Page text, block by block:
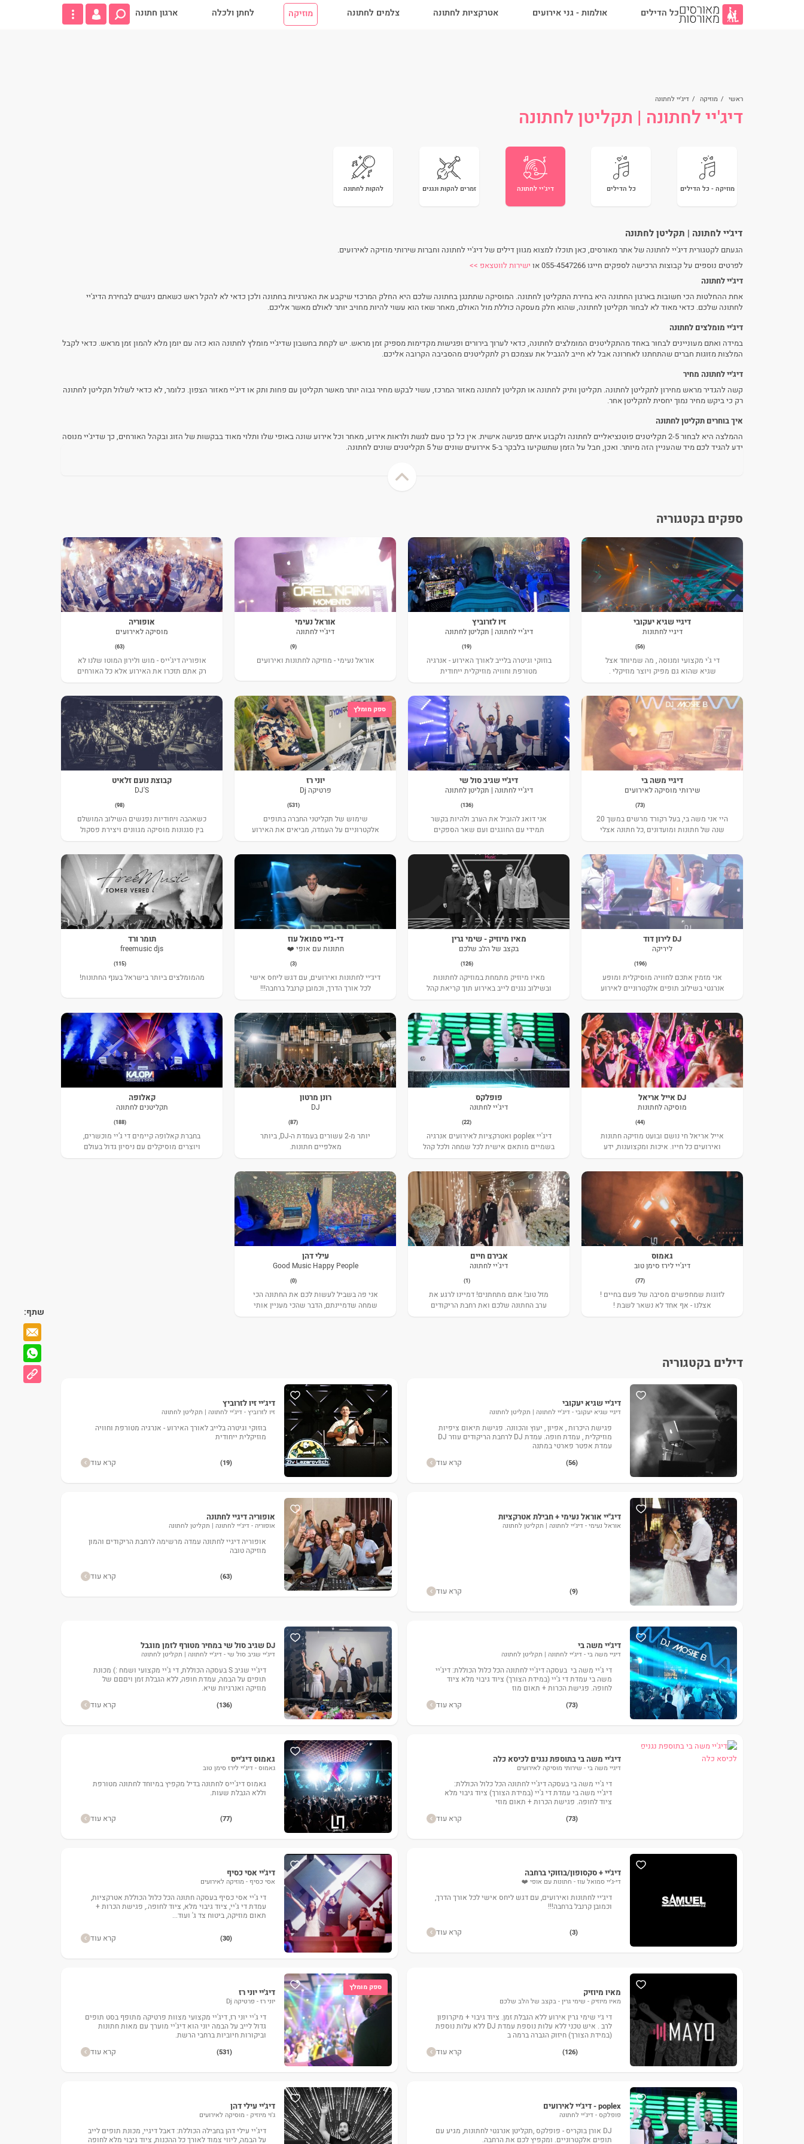
כל הדילים אולמות - גני אירועים אטרקציות לחתונה צלמים לחתונה מוזיקה לחתן ולכלה ארגון חתונה
ראשי / מוזיקה / דיג'יי לחתונה
דיג'יי לחתונה | תקליטן לחתונה
מוזיקה - כל הדילים כל הדילים דיג'יי לחתונה זמרים להקות ונגנים להקות לחתונה
שתף:
דיג'יי לחתונה | תקליטן לחתונה
הגעתם לקטגורית דיג'יי לחתונה של אתר מאורסים, כאן תוכלו למצוא מגוון דילים של דיג'יי לחתונה וחברות שירותי מוזיקה לאירועים.
לפרטים נוספים על קבוצות הרכישה לספקים חייגו 055-4547266 או
ישירות לווטצאפ >>
דיג'יי לחתונה
אחת ההחלטות הכי חשובות בארגון החתונה היא בחירת התקליטן לחתונה. המוסיקה שתתנגן בחתונה שלכם היא החלק המרכזי שיקבע את האנרגיות בחתונה ולכן כדאי לא להקל ראש כשאתם ניגשים לבחירת הדיג'יי
לחתונה שלכם. כדאי מאוד לא לבחור תקליטן לחתונה, שהוא חלק מעסקה כוללת מול האולם, מאחר שאז הוא עשוי להיות מחויב יותר לאולם מאשר אליכם.
דיג'יי מומלצים לחתונה
במידה ואתם מעוניינים לבחור באחד מהתקליטנים המומלצים לחתונה, כדאי לערוך בירורים ופגישות מקדימות מספיק זמן מראש. יש לקחת בחשבון שדיג'יי מומלץ לחתונה הוא כזה עם יומן מלא להמון זמן מראש. כדאי לקבל
המלצות מזוגות חברים שהתחתנו לאחרונה אבל לא חייב להגביל את עצמכם רק לתקליטנים מהסביבה הקרובה אליכם.
דיג'יי לחתונה מחיר
קשה להגדיר מראש מחירון לתקליטן לחתונה. תקליטן ותיק לחתונה או תקליטן לחתונה מאזור המרכז, עשוי לבקש מחיר גבוה יותר מאשר תקליטן עם פחות ותק או דיג'יי מאזור הצפון. כלומר, לא כדאי לשלול תקליטן לחתונה
רק כי ביקש מחיר נמוך יחסית לתקליטן אחר.
איך בוחרים תקליטן לחתונה
ההמלצה היא לבחור 2-5 תקליטנים פוטנציאליים לחתונה ולקבוע איתם פגישה אישית. אין כל כך טעם לגשת ולראות אירוע, מאחר וכל אירוע שונה באופי שלו ותלוי מאוד בבקשות של הזוג ובקהל האורחים, כך שדיג'יי מנוסה
ידע להגיד לכם מיד שהעניין הזה מיותר. ואכן, חבל על הזמן שתשקיעו בלבקר ב-5 אירועים שונים של 5 תקליטנים שונים לחתונה.
ספקים בקטגוריה
דיגיי שגיא יעקובי
דיגיי לחתונות
(56)
די ג'י מקצועי ומנוסה , מה שמיוחד אצל
שגיא שהוא גם מפיק ויוצר מוזיקלי .
זיו לזרוביץ
דיג'יי לחתונה | תקליטן לחתונה
(19)
בוזוקי וגיטרה בלייב לאורך האירוע - אנרגיה
מטורפת וחוויה מוזיקלית ייחודית
אוראל נעימי
דיג'יי לחתונה
(9)
אוראל נעימי - מוזיקה לחתונות ואירועים
אופוריה
מוסיקה לאירועים
(63)
אופוריה דיג'ייס - מוש ולירון המוטו שלנו לא
רק אתם תזכרו את האירוע אלא כל האורחים
לשנים אח"כ. והכי חשוב הכל באווירה חברית
מגוונת מכל השנים…. שמחה ואנרגטית
גרסאות מקוריות ואכותיות
דיגיי משה בי
שירותי מוסיקה לאירועים
(73)
היי אני משה בי, בעל רקורד מרשים במשך 20
שנה של חתונות ומועדונים ,כל חתונה אצלי
היא מסיבה
דיג'יי שגיב סול שי
דיג'יי לחתונה | תקליטן לחתונה
(136)
אני דואג להוביל את הערב ולהיות בקשר
תמידי עם החוגגים ועם שאר הספקים
באירוע וליצור לכם מסיבה בלתי נשכחת, לכם
ספק מומלץ
יוני רז
פרטיקה Dj
(531)
שימוש של תקליטני החברה בתופים
אלקטרוניים על העמדה, מביאים את האירוע
לשיאים חדשים וחדשנות תמידית.
קבוצת נועם זלאיט
DJ'S
(98)
כשאהבה ויחודיות נפגשים השילוב המושלם
בין סגנונות מוסיקה מגוונים ויצירת פסקול
ייחודי עם התאמה מדוייקת לזוג ולאווירה
DJ לירון דוד
ליריקה
(196)
אני מזמין אתכם לחוויה מוסיקלית ומופע
אנרגטי בשילוב תופים אלקטרוניים לאירוע
של פעם בחיים.
מאיו מיוזיק - שימי גרין
בקצב של הלב שלכם
(126)
מאיו מיוזיק מתמחת במוזיקה לחתונות
ובשילוב נגנים לייב באירוע תוך קריאת קהל
מדויקת בזמן אמת
די-ג׳יי סמואל עוז
חתונות עם אופי ❤️
(3)
דיג׳יי לחתונות ואירועים, עם דגש ליחס אישי
לכל אורך הדרך, וכמובן קרנבל ברחבה!!!
תומר ורד
freemusic djs
(115)
מהמומלצים ביותר בישראל בענף החתונות!
DJ אייל אריאל
מוסיקה לחתונות
(44)
אייל אריאל חי נושם ובועט מוזיקה חתונות
ואירועים כל חייו. איכות ומקצוענות, ידע
ונסיון, והידיעה שכל אירוע הוא מיוחד במינו
אירוע לבלתי נשכח.
פופלקס
דיג'יי לחתונה
(22)
דיג'יי poplex ואטרקציות לאירועים אנרגיה
בשמיים מותאם אישית לכל שמחה ולכל קהל
רונן מרטון
DJ
(87)
יותר מ-2 עשורים בעמדת ה-DJ, ביותר
מאלפיים חתונות.
קאלופה
תקליטנים לחתונה
(188)
בחברת קאלופה קיימים די ג’יי מוכשרים,
ויוצרים מוסיקלים עם ניסיון גדול בעולם
החתונות. בעלי קריאת קהל מצוינת ברחבה,
גאמוס
דיג'יי לירז סימן טוב
(77)
לזוגות שמחפשים מסיבה של פעם בחיים !
אצלנו - אף אחד לא נשאר לשבת !
אבירם חיים
דיג'יי לחתונה
(1)
מזל טוב! אתם מתחתנים! דמיינו לרגע את
ערב החתונה שלכם ואת רחבת הריקודים
מלאה עד אפס מקום, מוקפים בכל האנשים
עילי דהן
Good Music Happy People
(0)
אני פה בשביל לעשות לכם את החתונה הכי
שמחה שדמיינתם, הדבר שהכי מעניין אותי
הוא ההתרגשות שלכם בחופה והחיוך שלכם
דילים בקטגוריה
דיג'יי שגיא יעקובי
דיגיי שגיא יעקובי - דיג'יי לחתונה | תקליטן לחתונה
פגישת היכרות , אפיון , יעוץ והכוונה. פגישת תיאום ציפיות
מוזיקלית , עמדת חופה. עמדת DJ לרחבת הריקודים עוזר DJ
עמדת אפטר פארטי במתנה
(56) קרא עוד
דיג׳יי זיו לזרוביץ
זיו לזרוביץ - דיג'יי לחתונה | תקליטן לחתונה
בוזוקי וגיטרה בלייב לאורך האירוע - אנרגיה מטורפת וחוויה
מוזיקלית ייחודית
(19) קרא עוד
דיג"יי אוראל נעימי + חבילת אטרקציות
אוראל נעימי - דיג'יי לחתונה | תקליטן לחתונה
(9) קרא עוד
אופוריה דיגיי לחתונה
אופוריה - דיג'יי לחתונה | תקליטן לחתונה
אופוריה דיגיי לחתונה עמדה מרשימה לרחבת הריקודים והמון
מוזיקה טובה
(63) קרא עוד
דיג'יי משה בי
דיגיי משה בי - דיג'יי לחתונה | תקליטן לחתונה
די ג'יי משה בי בעסקה דיג'יי לחתונה הכל כלול הכוללת: דיג'יי
משה בי עמדת די ג'יי (במידת הצורך) ציוד גיבוי מלא ציוד
לחופה. פגישת הכרות + תאום מוז
(73) קרא עוד
DJ שגיב סול שי במחיר מטורף לזמן מוגבל
דיג'יי שגיב סול שי - דיג'יי לחתונה | תקליטן לחתונה
דיג'יי שגיב S בעסקה הכוללת, די ג'יי מקצועי ושמח :) מכונת
תופים על הבמה, עמדת חופה, ללא הגבלת זמן ויםםם של
מוזיקה ואנרגיות שיא.
(136) קרא עוד
דיג'יי משה בי בתוספת נגנים לכיסא כלה
דיגיי משה בי - שירותי מוסיקה לאירועים
די ג'יי משה בי בעסקה דיג'יי לחתונה הכל כלול הכוללת:
דיג'יי משה בי עמדת די ג'יי (במידת הצורך) ציוד גיבוי מלא
ציוד לחופה. פגישת הכרות + תאום מוזי
(73) קרא עוד
גאמוס דיג'ייס
גאמוס - דיג'יי לירז סימן טוב
גאמוס דיג'ייס לחתונה בדיל מקפיץ במיוחד לחתונה מטורפת
וללא הגבלת שעות.
(77) קרא עוד
דיג'יי + סקסופון/בוזוקי ברחבה
די-ג׳יי סמואל עוז - חתונות עם אופי ❤️
דיג׳יי לחתונות ואירועים, עם דגש ליחס אישי לכל אורך הדרך,
וכמובן קרנבל ברחבה!!!
(3) קרא עוד
דיג'יי אסי כסיף
אסי כסיף - מוזיקה לאירועים
די ג'יי אסי כסיף בעסקה חתונה הכל כלול הכוללת אטרקציות,
עמדת די ג'יי, ציוד גיבוי מלא, ציוד לחופה., פגישת הכרות +
תאום מוזיקה, ביטוח צד ג' ועוד...
(30) קרא עוד
מאיו מיוזיק
מאיו מיוזיק - שימי גרין - בקצב של הלב שלכם
די ג׳י שימי גרין אירוע ללא הגבלת זמן. ציוד גיבוי + מיקרופון
לרב . איש טכני ללא עלות נוספת עמדת DJ ללא עלות נוספת
(במידת הצורך) חיזוק הגברה ברמה ב
(126) קרא עוד
ספק מומלץ דיג'יי יוני רז
יוני רז - פרטיקה Dj
די ג'יי יוני רז, דיג'יי מקצועי מצוות פרטיקה מתופף בסט תופים
גדול לייב על הבמה יוני הוא דיג'יי מוערך עם מאות חתונות
וביקורות חיוביות ברחבי הרשת.
(531) קרא עוד
poplex - דיג'יי לאירועים
פופלקס - דיג'יי לחתונה
DJ אורן בוקריס - פופלקס ,תקליטן אנרגטי לחתונות, מגיע עם
תופים אלקטרוניים. ומקפיץ לכם את הרחבה.
דיג'יי עילי דהן
ג'וי מיוזיק - מוסיקה לאירועים
דיג'יי עילי דהן בחבילה הכוללת: דאבל דיגיי, מכונת תופים לייב
על הבמה, ליווי צמוד לאורך כל ההכנות, ציוד גיבוי מלא לחופה